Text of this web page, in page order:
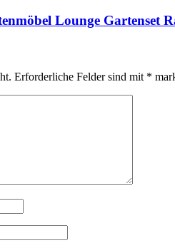
Lounge Gartenset
Erforderliche Felder sind mit *